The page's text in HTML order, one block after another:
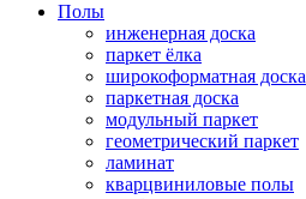
Полы
инженерная доска
паркет ёлка
широкоформатная доска
паркетная доска
модульный паркет
геометрический паркет
ламинат
кварцвиниловые полы